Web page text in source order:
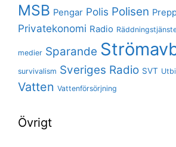
MSB Pengar Polis Polisen
Privatekonomi Radio
medier Sparande
survivalism Sveriges Radio SVT
Vatten Vattenförsörjning
Övrigt